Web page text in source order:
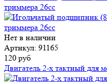
триммера 26сс
Нет в наличии
Артикул: 91165
120 руб
Двигатель 2-х тактный для